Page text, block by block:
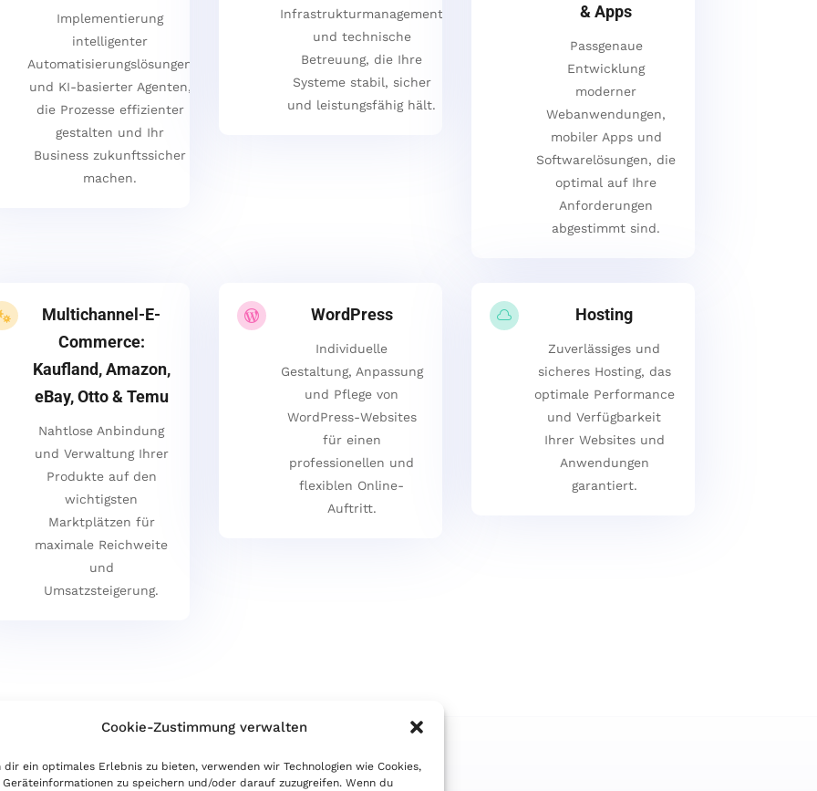
Cookie-Zustimmung verwalten
dir ein optimales Erlebnis zu bieten, verwenden wir Technologien wie Cookies,
Geräteinformationen zu speichern und/oder darauf zuzugreifen. Wenn du
Implementierung
intelligenter
Automatisierungslösungen
und KI-basierter Agenten,
die Prozesse effizienter
gestalten und Ihr
Business zukunftssicher
machen.
Infrastrukturmanagement
und technische
Betreuung, die Ihre
Systeme stabil, sicher
und leistungsfähig hält.
& Apps
Passgenaue
Entwicklung
moderner
Webanwendungen,
mobiler Apps und
Softwarelösungen, die
optimal auf Ihre
Anforderungen
abgestimmt sind.
Multichannel-E-
Commerce:
Kaufland, Amazon,
eBay, Otto & Temu
Nahtlose Anbindung
und Verwaltung Ihrer
Produkte auf den
wichtigsten
Marktplätzen für
maximale Reichweite
und
Umsatzsteigerung.
 WordPress
Individuelle
Gestaltung, Anpassung
und Pflege von
WordPress-Websites
für einen
professionellen und
flexiblen Online-
Auftritt.
 Hosting
Zuverlässiges und
sicheres Hosting, das
optimale Performance
und Verfügbarkeit
Ihrer Websites und
Anwendungen
garantiert.